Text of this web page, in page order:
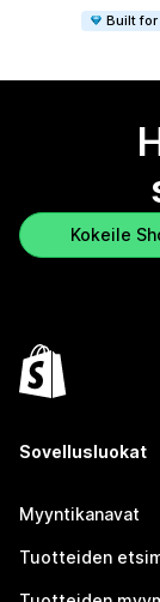
Built
Kokeile
Sovellusluokat
Myyntikanavat
Tuotteiden